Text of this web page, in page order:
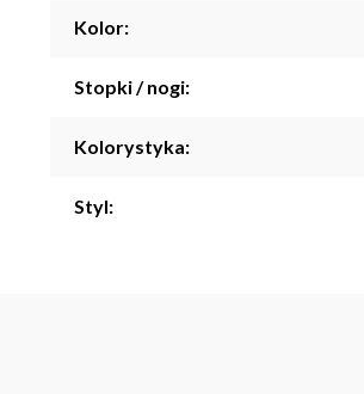
Kolor:
Stopki / nogi:
Kolorystyka:
Styl: